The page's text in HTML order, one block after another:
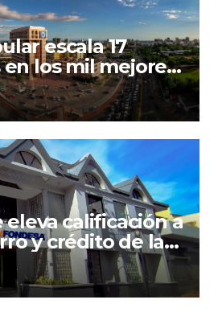
escala 17
los mil mejores
mundo
eleva calificación a
y crédito de la